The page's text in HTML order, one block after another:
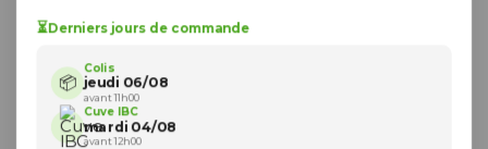
⏳Derniers jours de commande
📦
Colis
jeudi 06/08
avant 11h00
Cuve IBC
mardi 04/08
avant 12h00